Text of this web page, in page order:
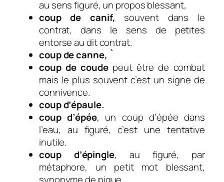
au sens figuré, un propos blessant,
coup de canif, souvent dans le
contrat, dans le sens de petites
entorse au dit contrat.
coup de canne, `
coup de coude peut être de combat
mais le plus souvent c’est un signe de
connivence.
coup d’épaule.
coup d’épée, un coup d’épée dans
l’eau, au figuré, c’est une tentative
inutile.
coup d’épingle, au figuré, par
métaphore, un petit mot blessant,